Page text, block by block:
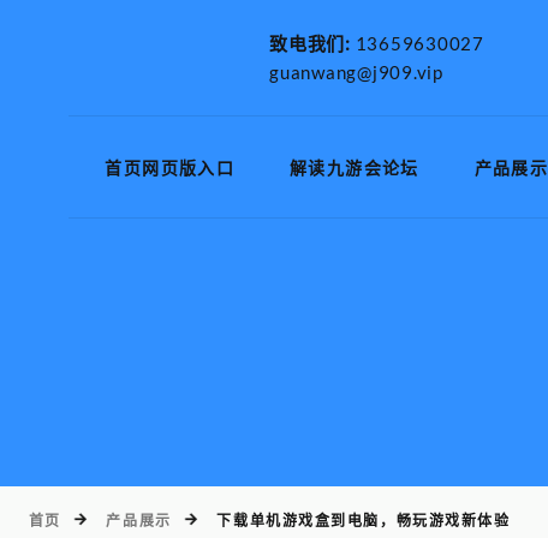
致电我们: 13659630027
guanwang@j909.vip
首页网页版入口 解读九游会论坛 产品展示
首页 产品展示 下载单机游戏盒到电脑，畅玩游戏新体验